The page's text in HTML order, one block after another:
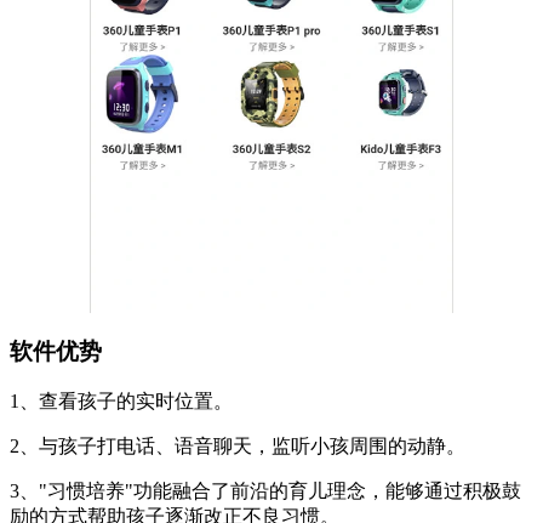
软件优势
1、查看孩子的实时位置。
2、与孩子打电话、语音聊天，监听小孩周围的动静。
3、"习惯培养"功能融合了前沿的育儿理念，能够通过积极鼓
励的方式帮助孩子逐渐改正不良习惯。